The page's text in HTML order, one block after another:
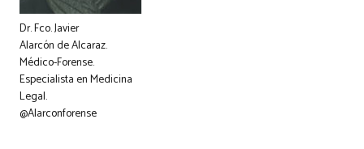
Dr. Fco. Javier
Alarcón de Alcaraz.
Médico-Forense.
Especialista en Medicina
Legal.
@Alarconforense